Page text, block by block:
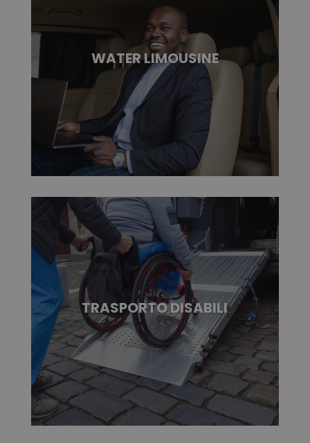
WATER LIMOUSINE
TRASPORTO DISABILI